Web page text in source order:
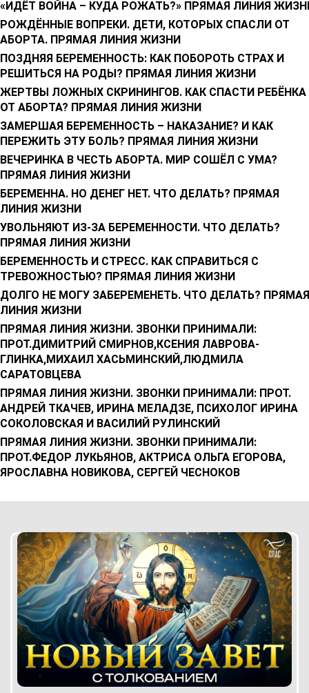
«ИДЁТ ВОЙНА – КУДА РОЖАТЬ?» ПРЯМАЯ ЛИНИЯ
РОЖДЁННЫЕ ВОПРЕКИ. ДЕТИ, КОТОРЫХ СПАСЛИ ОТ
АБОРТА. ПРЯМАЯ ЛИНИЯ ЖИЗНИ
ПОЗДНЯЯ БЕРЕМЕННОСТЬ: КАК ПОБОРОТЬ СТРАХ И
РЕШИТЬСЯ НА РОДЫ? ПРЯМАЯ ЛИНИЯ ЖИЗНИ
ЖЕРТВЫ ЛОЖНЫХ СКРИНИНГОВ. КАК СПАСТИ РЕБЁНКА
ОТ АБОРТА? ПРЯМАЯ ЛИНИЯ ЖИЗНИ
ЗАМЕРШАЯ БЕРЕМЕННОСТЬ – НАКАЗАНИЕ? И КАК
ПЕРЕЖИТЬ ЭТУ БОЛЬ? ПРЯМАЯ ЛИНИЯ ЖИЗНИ
ВЕЧЕРИНКА В ЧЕСТЬ АБОРТА. МИР СОШЁЛ С УМА?
ПРЯМАЯ ЛИНИЯ ЖИЗНИ
БЕРЕМЕННА. НО ДЕНЕГ НЕТ. ЧТО ДЕЛАТЬ? ПРЯМАЯ
ЛИНИЯ ЖИЗНИ
УВОЛЬНЯЮТ ИЗ-ЗА БЕРЕМЕННОСТИ. ЧТО ДЕЛАТЬ?
ПРЯМАЯ ЛИНИЯ ЖИЗНИ
БЕРЕМЕННОСТЬ И СТРЕСС. КАК СПРАВИТЬСЯ С
ТРЕВОЖНОСТЬЮ? ПРЯМАЯ ЛИНИЯ ЖИЗНИ
ДОЛГО НЕ МОГУ ЗАБЕРЕМЕНЕТЬ. ЧТО ДЕЛАТЬ? ПРЯМАЯ
ЛИНИЯ ЖИЗНИ
ПРЯМАЯ ЛИНИЯ ЖИЗНИ. ЗВОНКИ ПРИНИМАЛИ:
ПРОТ.ДИМИТРИЙ СМИРНОВ,КСЕНИЯ ЛАВРОВА-
ГЛИНКА,МИХАИЛ ХАСЬМИНСКИЙ,ЛЮДМИЛА
САРАТОВЦЕВА
ПРЯМАЯ ЛИНИЯ ЖИЗНИ. ЗВОНКИ ПРИНИМАЛИ: ПРОТ.
АНДРЕЙ ТКАЧЕВ, ИРИНА МЕЛАДЗЕ, ПСИХОЛОГ ИРИНА
СОКОЛОВСКАЯ И ВАСИЛИЙ РУЛИНСКИЙ
ПРЯМАЯ ЛИНИЯ ЖИЗНИ. ЗВОНКИ ПРИНИМАЛИ:
ПРОТ.ФЕДОР ЛУКЬЯНОВ, АКТРИСА ОЛЬГА ЕГОРОВА,
ЯРОСЛАВНА НОВИКОВА, СЕРГЕЙ ЧЕСНОКОВ